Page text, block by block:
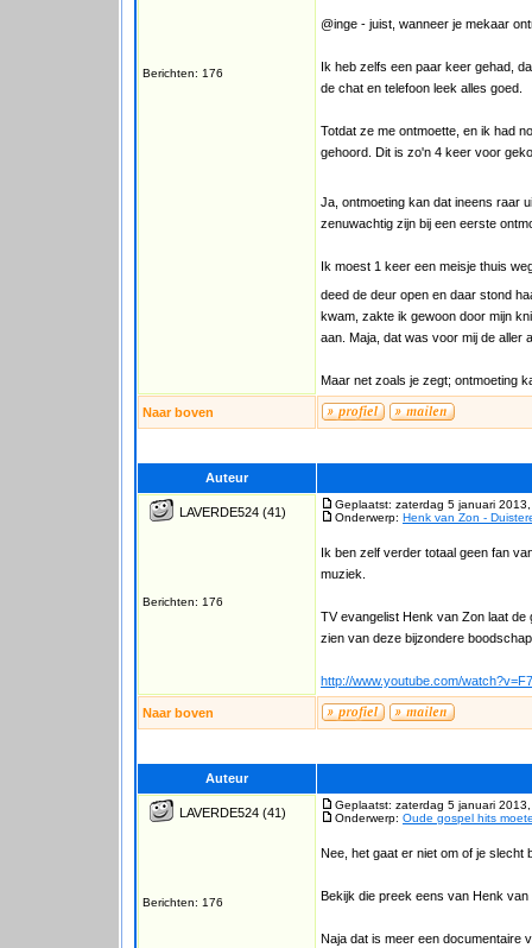
Berichten: 176
@inge - juist, wanneer je mekaar
Ik heb zelfs een paar keer gehad,
de chat en telefoon leek alles goed.
Totdat ze me ontmoette, en ik had
gehoord. Dit is zo'n 4 keer voor
Ja, ontmoeting kan dat ineens raar
zenuwachtig zijn bij een eerste
Ik moest 1 keer een meisje thuis
deed de deur open en daar stond
kwam, zakte ik gewoon door mijn
aan. Maja, dat was voor mij de aller
Maar net zoals je zegt; ontmoeting
Naar boven
Auteur
LAVERDE524 (41)
Berichten: 176
Geplaatst: zaterdag 5 januari
Onderwerp: Henk van Zon -
Ik ben zelf verder totaal geen fan
muziek.
TV evangelist Henk van Zon laat
zien van deze bijzondere
http://www.youtube.com/
Naar boven
Auteur
LAVERDE524 (41)
Berichten: 176
Geplaatst: zaterdag 5 januari
Onderwerp: Oude gospel hits
Nee, het gaat er niet om of je slecht
Bekijk die preek eens van Henk
Naja dat is meer een documentaire